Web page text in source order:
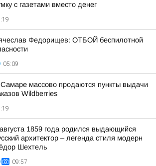
с газетами вместо денег
Федорищев: ОТБОЙ беспилотной
05:09
массово продаются пункты выдачи
Wildberries
1859 года родился выдающийся
архитектор – легенда стиля модерн
Шехтель
09:57